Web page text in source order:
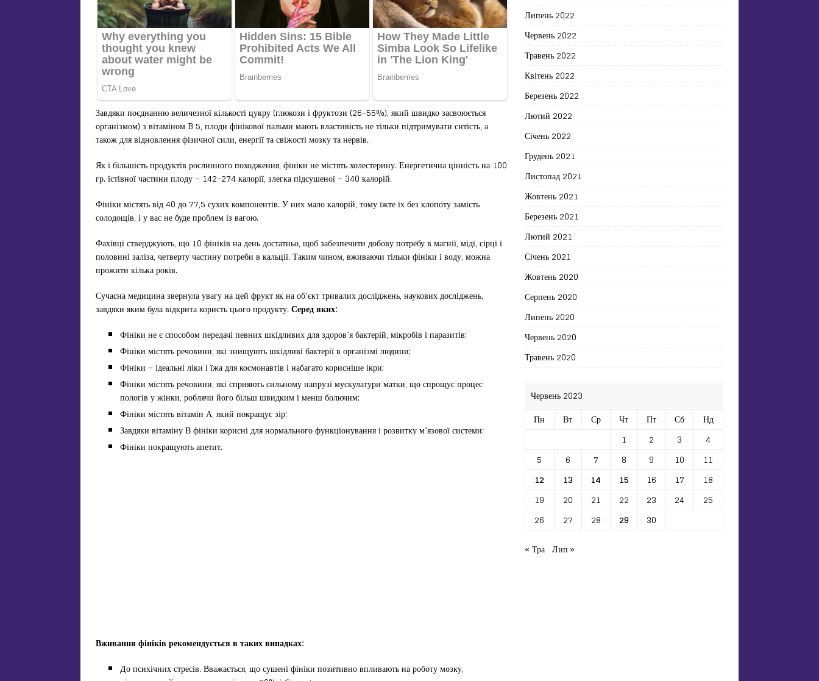
Завдяки поєднанню величезної кількості цукру (глюкози і фруктози (26-55%), який швидко засвоюється
організмом) з вітаміном B 5, плоди фінікової пальми мають властивість не тільки підтримувати ситість, а
також для відновлення фізичної сили, енергії та свіжості мозку та нервів.
Як і більшість продуктів рослинного походження, фініки не містять холестерину. Енергетична цінність на 100
гр. їстівної частини плоду – 142-274 калорії, злегка підсушеної – 340 калорій.
Фініки містять від 40 до 77,5 сухих компонентів. У них мало калорій, тому їжте їх без клопоту замість
солодощів, і у вас не буде проблем із вагою.
Фахівці стверджують, що 10 фініків на день достатньо, щоб забезпечити добову потребу в магнії, міді, сірці і
половині заліза, четверту частину потреби в кальції. Таким чином, вживаючи тільки фініки і воду, можна
прожити кілька років.
Сучасна медицина звернула увагу на цей фрукт як на об’єкт тривалих досліджень, наукових досліджень,
завдяки яким була відкрита користь цього продукту.Серед яких:
Фініки не є способом передачі певних шкідливих для здоров’я бактерій, мікробів і паразитів;
Фініки містять речовини, які знищують шкідливі бактерії в організмі людини;
Фініки – ідеальні ліки і їжа для космонавтів і набагато корисніше ікри;
Фініки містять речовини, які сприяють сильному напрузі мускулатури матки, що спрощує процес
пологів у жінки, роблячи його більш швидким і менш болючим;
Фініки містять вітамін А, який покращує зір;
Завдяки вітаміну В фініки корисні для нормального функціонування і розвитку м’язової системи;
Фініки покращують апетит.
Вживання фініків рекомендується в таких випадках:
До психічних стресів. Вважається, що сушені фініки позитивно впливають на роботу мозку,
Липень 2022
Червень 2022
Травень 2022
Квітень 2022
Березень 2022
Лютий 2022
Січень 2022
Грудень 2021
Листопад 2021
Жовтень 2021
Березень 2021
Лютий 2021
Січень 2021
Жовтень 2020
Серпень 2020
Липень 2020
Червень 2020
Травень 2020
Червень 2023
Пн
Вт Ср Чт Пт Сб
Нд
1
2 3
4
5
6 7 8 9 10
11
12
13 14 15 16 17
18
19
20 21 22 23 24
25
26
27 28 29
30
« Тра Лип »